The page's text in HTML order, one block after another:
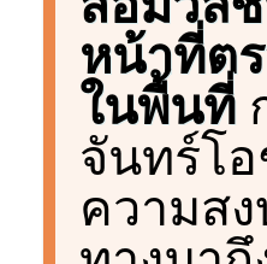
หน้าที่ต
ในพื้นที่
จันทร์โ
ความส